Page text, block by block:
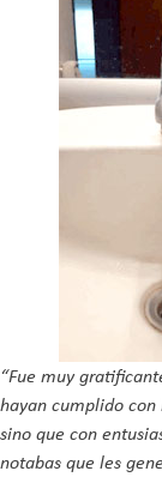
“Fue muy
hayan cumplido
sino que con
notabas que les